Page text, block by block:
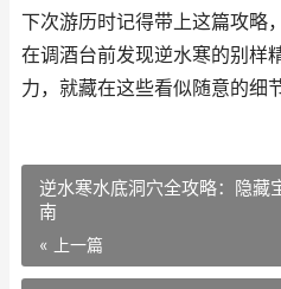
下次游历时记得带上这篇攻略
在调酒台前发现逆水寒的别样
力，就藏在这些看似随意的细
逆水寒水底洞穴全攻略：隐藏
南
« 上一篇